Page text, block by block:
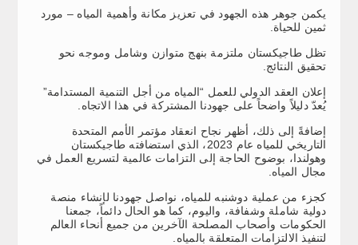
يكمن جوهر هذه الجهود في تعزيز مكانة وأهمية المياه – مورد
ثمين للحياة.
تظل طاجيكستان ملتزمة بنهج متوازن وشامل وموجه نحو
تحقيق النتائج.
إعلان العقد الدولي للعمل “المياه من أجل التنمية المستدامة”
يُعدّ دليلاً واضحاً على جهودنا المشتركة في هذا الاتجاه.
إضافةً إلى ذلك، أظهر نجاح انعقاد مؤتمر الأمم المتحدة
التاريخي للمياه عام 2023، الذي استضافته طاجيكستان
وهولندا، بوضوح الحاجة إلى التزامات عالمية لتسريع العمل في
مجال المياه.
كجزء من عملية دوشنبه للمياه، نواصل جهودنا لإنشاء منصة
دولية شاملة وشفافة، واليوم، كما هو الحال دائماً، جمعنا
الحكومات وأصحاب المصلحة الآخرين من جميع أنحاء العالم
لتنفيذ الالتزامات المتعلقة بالمياه.